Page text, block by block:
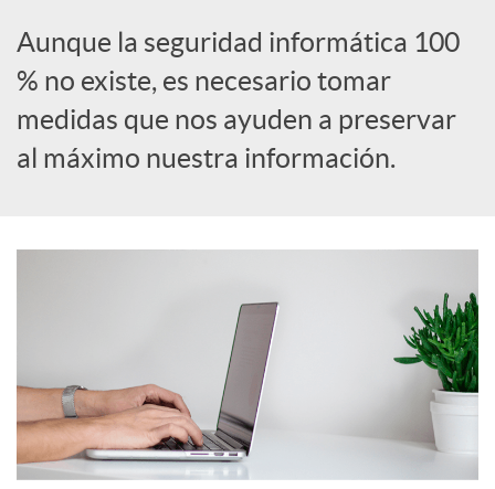
i
c
a
d
r
d
Aunque la seguridad informática 100
% no existe, es necesario tomar
medidas que nos ayuden a preservar
al máximo nuestra información.